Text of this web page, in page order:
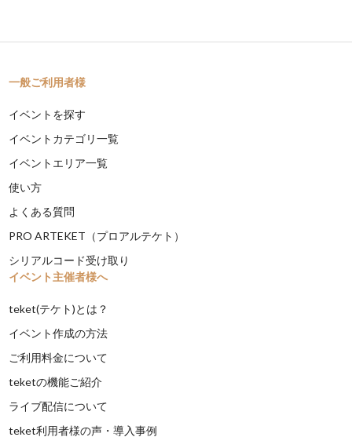
一般ご利用者様
イベントを探す
イベントカテゴリ一覧
イベントエリア一覧
使い方
よくある質問
PRO ARTEKET（プロアルテケト）
シリアルコード受け取り
イベント主催者様へ
teket(テケト)とは？
イベント作成の方法
ご利用料金について
teketの機能ご紹介
ライブ配信について
teket利用者様の声・導入事例